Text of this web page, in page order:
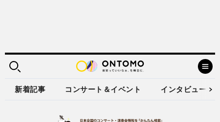
新着記事 コンサート＆イベント インタビュー